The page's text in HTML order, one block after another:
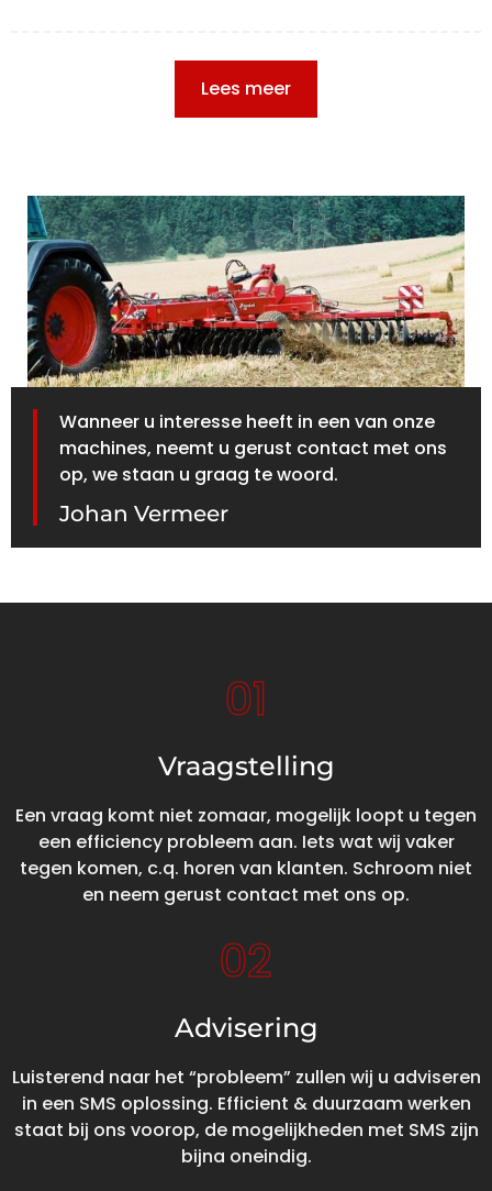
Lees meer
Wanneer u interesse heeft in een van onze
machines, neemt u gerust contact met ons
op, we staan u graag te woord.
Johan Vermeer
01
Vraagstelling
Een vraag komt niet zomaar, mogelijk loopt u tegen
een efficiency probleem aan. Iets wat wij vaker
tegen komen, c.q. horen van klanten. Schroom niet
en neem gerust contact met ons op.
02
Advisering
Luisterend naar het “probleem” zullen wij u adviseren
in een SMS oplossing. Efficient & duurzaam werken
staat bij ons voorop, de mogelijkheden met SMS zijn
bijna oneindig.